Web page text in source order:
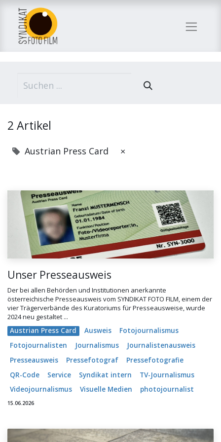
2 Artikel
Austrian Press Card ×
Unser Presseausweis
Der bei allen Behörden und Institutionen anerkannte
österreichische Presseausweis vom SYNDIKAT FOTO FILM, einem der
vier Trägerverbände des Kuratoriums für Presseausweise, wurde
2024 neu gestaltet ...
Austrian Press Card
Ausweis
Fotojournalismus
Fotojournalisten
Journalismus
Journalistenausweis
Presseausweis
Pressefotograf
Pressefotografie
QR-Code
Service Syndikat intern
TV-Journalismus
Videojournalismus
Visuelle Medien photojournalist
15.06.2026